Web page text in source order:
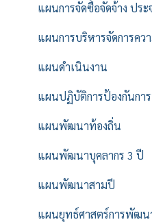
แผนการจัดซื้อจัดจ้าง ปร
แผนการบริหารจัดการคว
แผนดำเนินงาน
แผนปฏิบัติการป้องกันกา
แผนพัฒนาท้องถิ่น
แผนพัฒนาบุคลากร 3 ปี
แผนพัฒนาสามปี
แผนยุทธ์ศาสตร์การพัฒน